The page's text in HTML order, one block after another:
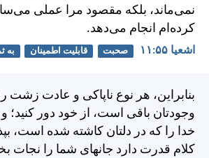
نمی‌ماند، بلكه مقصود مرا عملی
كرده‌ام انجام می‌دهد.
اشعيا ۵۵:‏۱۱ صحبت قابلیت اطمینان به
بنابراين، هر نوع ناپاكی و عادت زشت
وجودتان باقی است، از خود دور كنيد؛ و
خدا را كه در دلتان كاشته شده است،
كلام قدرت دارد جانهای شما را نجات